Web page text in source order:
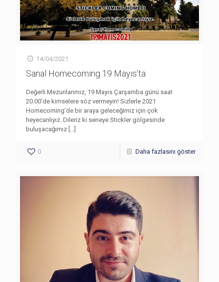
14/04/2021
Sanal Homecoming 19 Mayıs’ta
Değerli Mezunlarımız, 19 Mayıs Çarşamba günü saat
20.00’de kimselere söz vermeyin! Sizlerle 2021
Homecoming’de bir araya geleceğimiz için çok
heyecanlıyız. Dileriz ki seneye Stickler gölgesinde
buluşacağımız
0 Daha fazlasını göster